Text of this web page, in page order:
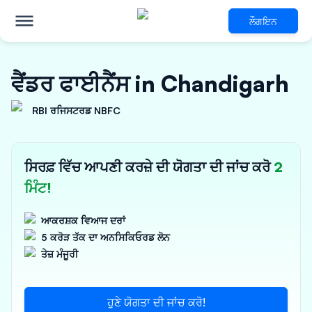
ਲੌਗਇਨ
ਵੈਂਡਰ ਫਾਈਨੈਂਸ in Chandigarh
RBI ਰਜਿਸਟਰਡ NBFC
ਸਿਰਫ਼ ਵਿੱਚ ਆਪਣੀ ਕਰਜ਼ੇ ਦੀ ਯੋਗਤਾ ਦੀ ਜਾਂਚ ਕਰੋ2
ਮਿੰਟ!
ਆਕਰਸ਼ਕ ਵਿਆਜ ਦਰਾਂ
5 ਕਰੋੜ ਤੱਕ ਦਾ ਅਨਸਿਕਿਓਰਡ ਲੋਨ
ਤੇਜ਼ ਮੰਜੂਰੀ
ਹੁਣੇ ਯੋਗਤਾ ਦੀ ਜਾਂਚ ਕਰੋ!